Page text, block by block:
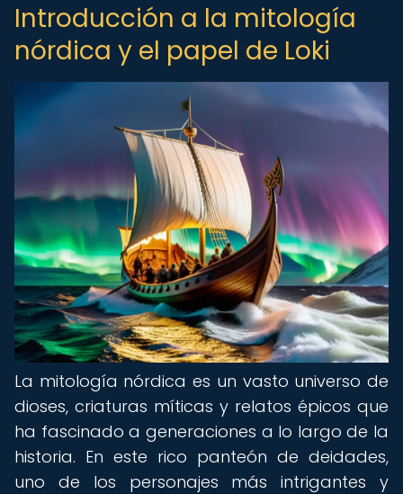
Introducción a la mitología
nórdica y el papel de Loki
La mitología nórdica es un vasto universo de
dioses, criaturas míticas y relatos épicos que
ha fascinado a generaciones a lo largo de la
historia. En este rico panteón de deidades,
uno de los personajes más intrigantes y